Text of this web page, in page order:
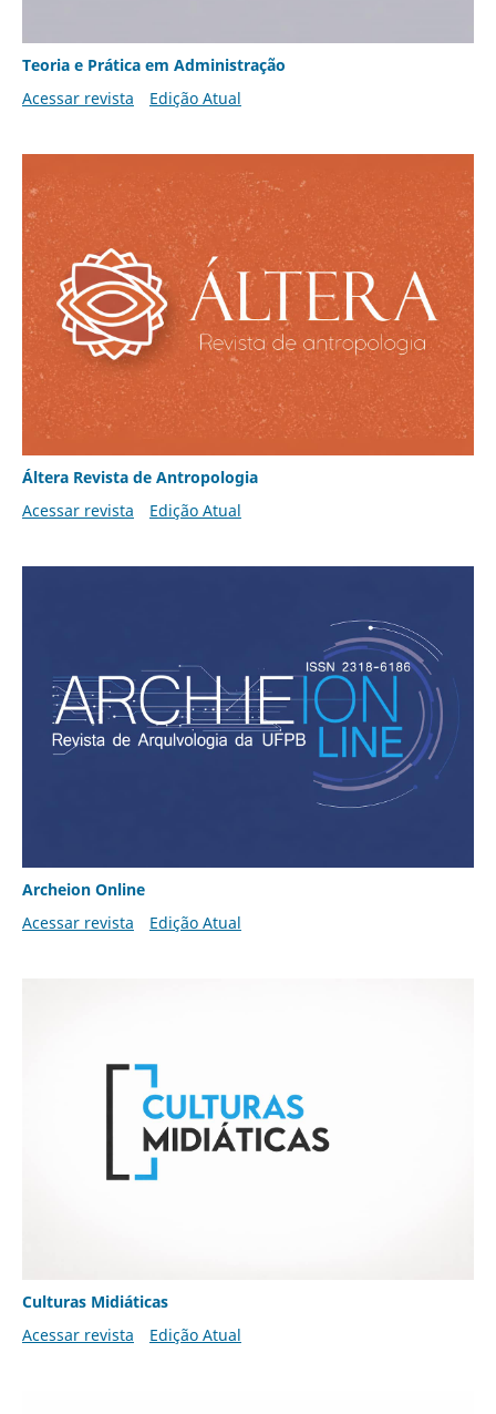
Teoria e Prática em Administração
Acessar revista
Edição Atual
Áltera Revista de Antropologia
Acessar revista
Edição Atual
Archeion Online
Acessar revista
Edição Atual
Culturas Midiáticas
Acessar revista
Edição Atual